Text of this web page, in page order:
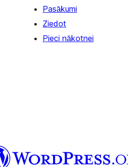
Pasākumi
Ziedot
Pieci nākotnei